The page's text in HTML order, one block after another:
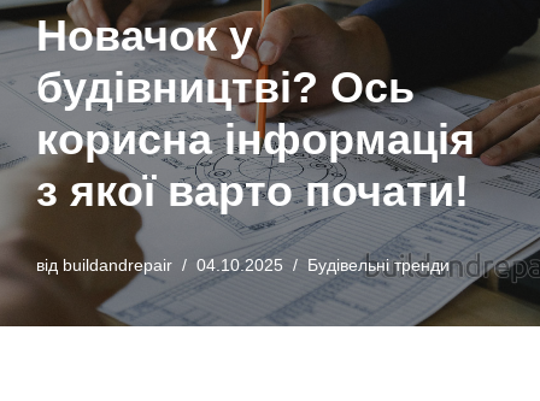
Новачок у
будівництві? Ось
корисна інформація
з якої варто почати!
від buildandrepair 04.10.2025 Будівельні тренди